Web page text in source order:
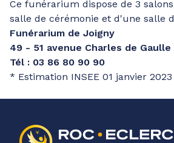
Ce funérarium dispose de 3
salle de cérémonie et d'une salle
Funérarium de Joigny
49 - 51 avenue Charles de
Tél : 03 86 80 90 90
* Estimation INSEE 01 janvier 2023